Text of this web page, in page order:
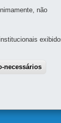
não
necessários